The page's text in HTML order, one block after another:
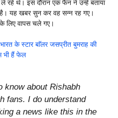
रहे थे। इस दौरान एक फैन ने उन्हें बताया
यह खबर सुन कर वह सन्न रह गए।
लिए वापस चले गए।
के स्टार बाॅलर जसप्रीत बुमराह की
भी हैं फेल
know about Rishabh
fans. I do understand
a news like this in the